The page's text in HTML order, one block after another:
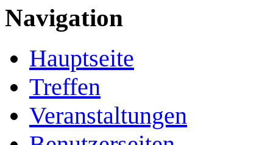
Navigation
Hauptseite
Treffen
Veranstaltungen